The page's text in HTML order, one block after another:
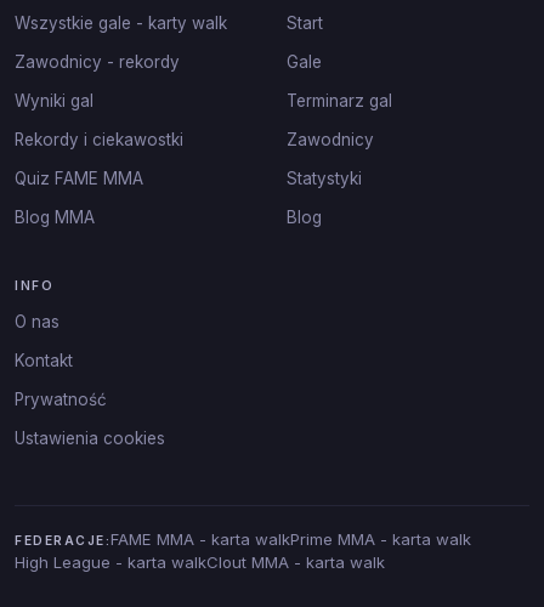
Wszystkie gale - karty walk
Zawodnicy - rekordy
Wyniki gal
Rekordy i ciekawostki
Quiz FAME MMA
Blog MMA
Start
Gale
Terminarz gal
Zawodnicy
Statystyki
Blog
INFO
O nas
Kontakt
Prywatność
Ustawienia cookies
FEDERACJE: FAME MMA - karta walkPrime MMA - karta walk
High League - karta walkClout MMA - karta walk